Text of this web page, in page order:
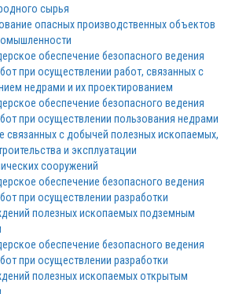
сырья
опасных производственных объектов
обеспечение безопасного ведения
при осуществлении работ, связанных с
недрами и их проектированием
обеспечение безопасного ведения
при осуществлении пользования недрами
связанных с добычей полезных ископаемых,
и эксплуатации
сооружений
обеспечение безопасного ведения
при осуществлении разработки
полезных ископаемых подземным
обеспечение безопасного ведения
при осуществлении разработки
полезных ископаемых открытым